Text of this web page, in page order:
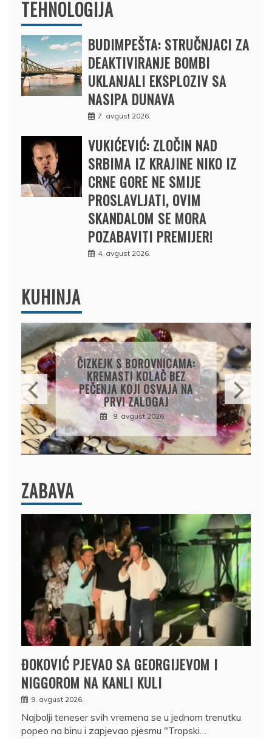
TEHNOLOGIJA
BUDIMPEŠTA: STRUČNJACI ZA
DEAKTIVIRANJE BOMBI
UKLANJALI EKSPLOZIV SA
NASIPA DUNAVA
7. avgust 2026.
VUKIĆEVIĆ: ZLOČIN NAD
SRBIMA IZ KRAJINE NIKO IZ
CRNE GORE NE SMIJE
PROSLAVLJATI, OVIM
SKANDALOM SE MORA
POZABAVITI PREMIJER!
4. avgust 2026.
KUHINJA
KOLAČ S LIMUNOM I
SIROM: RECEPT ZA
KREMASTU POSLASTICU
KOJA SE TOPI U USTIMA
9. avgust 2026.
ZABAVA
ĐOKOVIĆ PJEVAO SA GEORGIJEVOM I
NIGGOROM NA KANLI KULI
9. avgust 2026.
Najbolji teneser svih vremena se u jednom trenutku
popeo na binu i zapjevao pjesmu "Tropski…